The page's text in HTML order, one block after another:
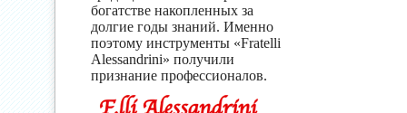
богатстве накопленных за
долгие годы знаний. Именно
поэтому инструменты «Fratelli
Alessandrini» получили
признание профессионалов.